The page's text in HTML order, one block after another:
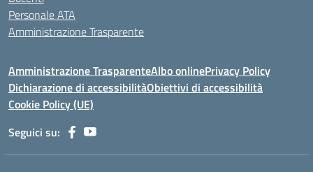
Personale ATA
Amministrazione Trasparente
Amministrazione TrasparenteAlbo onlinePrivacy Policy
Dichiarazione di accessibilitàObiettivi di accessibilità
Cookie Policy (UE)
Seguici su: